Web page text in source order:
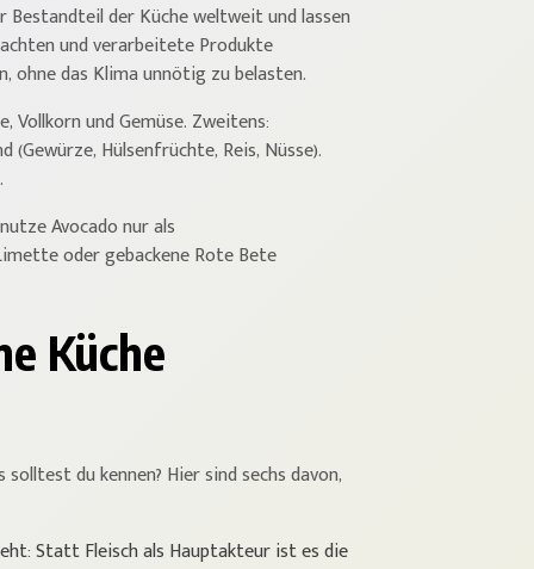
der Küche weltweit und lassen
und verarbeitete Produkte
ohne das Klima unnötig zu belasten.
und Gemüse. Zweitens:
Hülsenfrüchte, Reis, Nüsse).
Avocado nur als
oder gebackene Rote Bete
Küche
du kennen? Hier sind sechs davon,
Statt Fleisch als Hauptakteur ist es die